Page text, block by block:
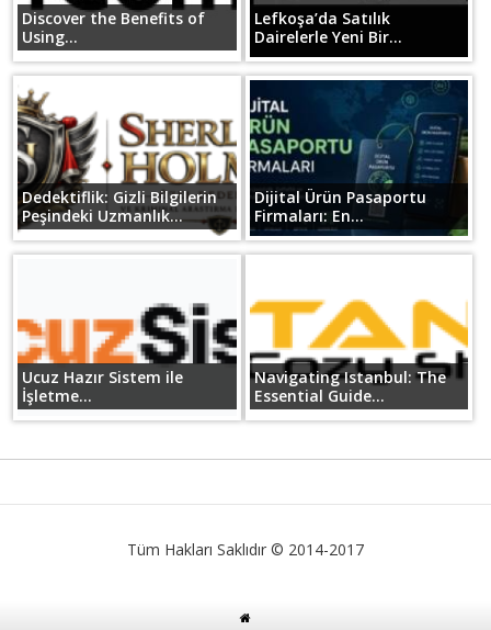
Discover the Benefits of
Using...
Lefkoşa’da Satılık
Dairelerle Yeni Bir...
Dedektiflik: Gizli Bilgilerin
Peşindeki Uzmanlık...
Dijital Ürün Pasaportu
Firmaları: En...
Ucuz Hazır Sistem ile
İşletme...
Navigating Istanbul: The
Essential Guide...
Tüm Hakları Saklıdır © 2014-2017